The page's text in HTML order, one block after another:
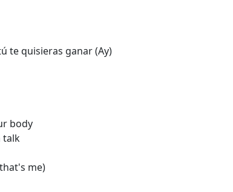
te quisieras ganar (Ay)
body
talk
me)